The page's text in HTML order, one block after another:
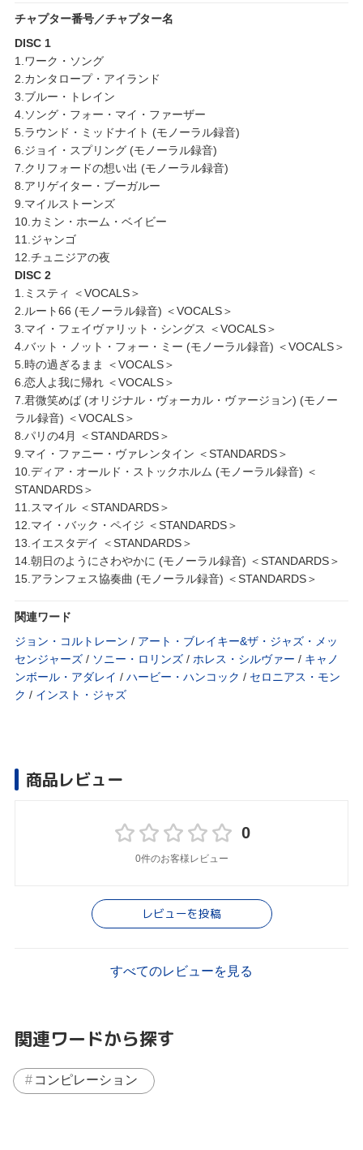
チャプター番号／チャプター名
DISC 1
1.ワーク・ソング
2.カンタロープ・アイランド
3.ブルー・トレイン
4.ソング・フォー・マイ・ファーザー
5.ラウンド・ミッドナイト (モノーラル録音)
6.ジョイ・スプリング (モノーラル録音)
7.クリフォードの想い出 (モノーラル録音)
8.アリゲイター・ブーガルー
9.マイルストーンズ
10.カミン・ホーム・ベイビー
11.ジャンゴ
12.チュニジアの夜
DISC 2
1.ミスティ ＜VOCALS＞
2.ルート66 (モノーラル録音) ＜VOCALS＞
3.マイ・フェイヴァリット・シングス ＜VOCALS＞
4.バット・ノット・フォー・ミー (モノーラル録音) ＜VOCALS＞
5.時の過ぎるまま ＜VOCALS＞
6.恋人よ我に帰れ ＜VOCALS＞
7.君微笑めば (オリジナル・ヴォーカル・ヴァージョン) (モノー
ラル録音) ＜VOCALS＞
8.パリの4月 ＜STANDARDS＞
9.マイ・ファニー・ヴァレンタイン ＜STANDARDS＞
10.ディア・オールド・ストックホルム (モノーラル録音) ＜
STANDARDS＞
11.スマイル ＜STANDARDS＞
12.マイ・バック・ペイジ ＜STANDARDS＞
13.イエスタデイ ＜STANDARDS＞
14.朝日のようにさわやかに (モノーラル録音) ＜STANDARDS＞
15.アランフェス協奏曲 (モノーラル録音) ＜STANDARDS＞
関連ワード
ジョン・コルトレーン / アート・ブレイキー&ザ・ジャズ・メッ
センジャーズ / ソニー・ロリンズ / ホレス・シルヴァー / キャノ
ンボール・アダレイ / ハービー・ハンコック / セロニアス・モン
ク / インスト・ジャズ
商品レビュー
0
0件のお客様レビュー
レビューを投稿
すべてのレビューを見る
関連ワードから探す
コンピレーション